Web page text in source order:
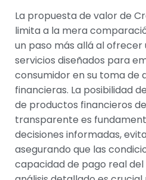
La propuesta de valor de
limita a la mera
un paso más allá al ofrecer
servicios diseñados para
consumidor en su toma de
financieras. La posibilidad
de productos financieros
transparente es
decisiones informadas,
asegurando que las
capacidad de pago real del